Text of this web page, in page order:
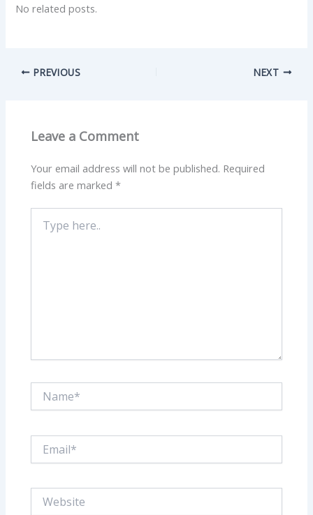
No related posts.
PREVIOUS NEXT
Leave a Comment
Your email address will not be published. Required
fields are marked*
here..